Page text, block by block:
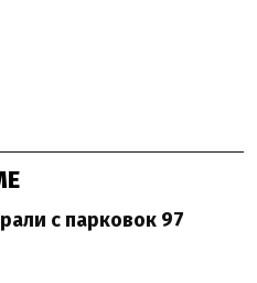
с парковок 97